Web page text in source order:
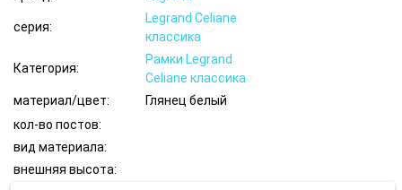
серия:
Legrand Celiane
классика
Категория:
Рамки Legrand
Celiane классика
материал/цвет:
Глянец белый
кол-во постов:
вид материала:
внешняя высота: